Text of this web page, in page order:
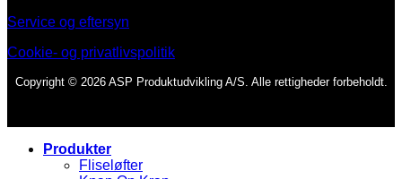
Service og eftersyn
Cookie- og privatlivspolitik
Copyright © 2026 ASP Produktudvikling A/S. Alle rettigheder forbeholdt.
Produkter
Fliseløfter